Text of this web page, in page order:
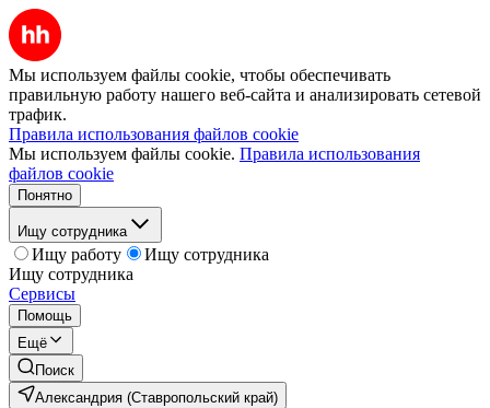
Мы используем файлы cookie, чтобы обеспечивать
правильную работу нашего веб-сайта и анализировать сетевой
трафик.
Правила использования файлов cookie
Мы используем файлы cookie. Правила использования
файлов cookie
Понятно
Ищу сотрудника
Ищу работу
Ищу сотрудника
Ищу сотрудника
Сервисы
Помощь
Ещё
Поиск
Александрия (Ставропольский край)